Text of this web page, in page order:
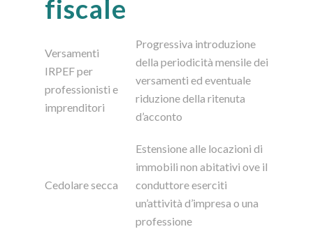
fiscale
Versamenti
IRPEF per
professionisti e
imprenditori
Progressiva introduzione
della periodicità mensile dei
versamenti ed eventuale
riduzione della ritenuta
d’acconto
Cedolare secca
Estensione alle locazioni di
immobili non abitativi ove il
conduttore eserciti
un’attività d’impresa o una
professione